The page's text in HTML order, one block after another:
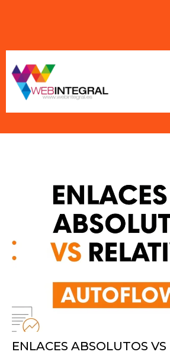
ENLACES ABSOLUTOS